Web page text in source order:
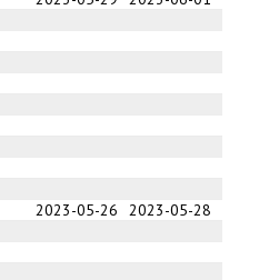
2023-05-26
2023-05-28